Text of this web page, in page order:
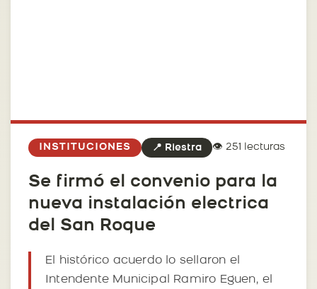
INSTITUCIONES 📍 Riestra 👁️ 251 lecturas
Se firmó el convenio para la
nueva instalación electrica
del San Roque
El histórico acuerdo lo sellaron el
Intendente Municipal Ramiro Eguen, el